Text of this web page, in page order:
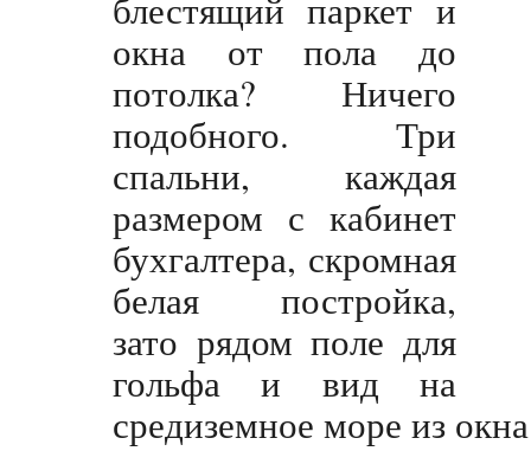
окна от пола до
потолка? Ничего
подобного. Три
спальни, каждая
размером с кабинет
бухгалтера, скромная
белая постройка,
зато рядом поле для
гольфа и вид на
средиземное море из